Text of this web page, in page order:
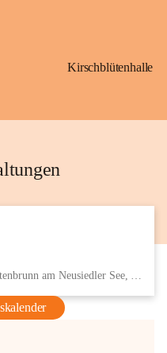
Kirschblütenhalle
Eisenstädter Straße 18, 7091 Breitenbrunn am Neusiedler See, AUT